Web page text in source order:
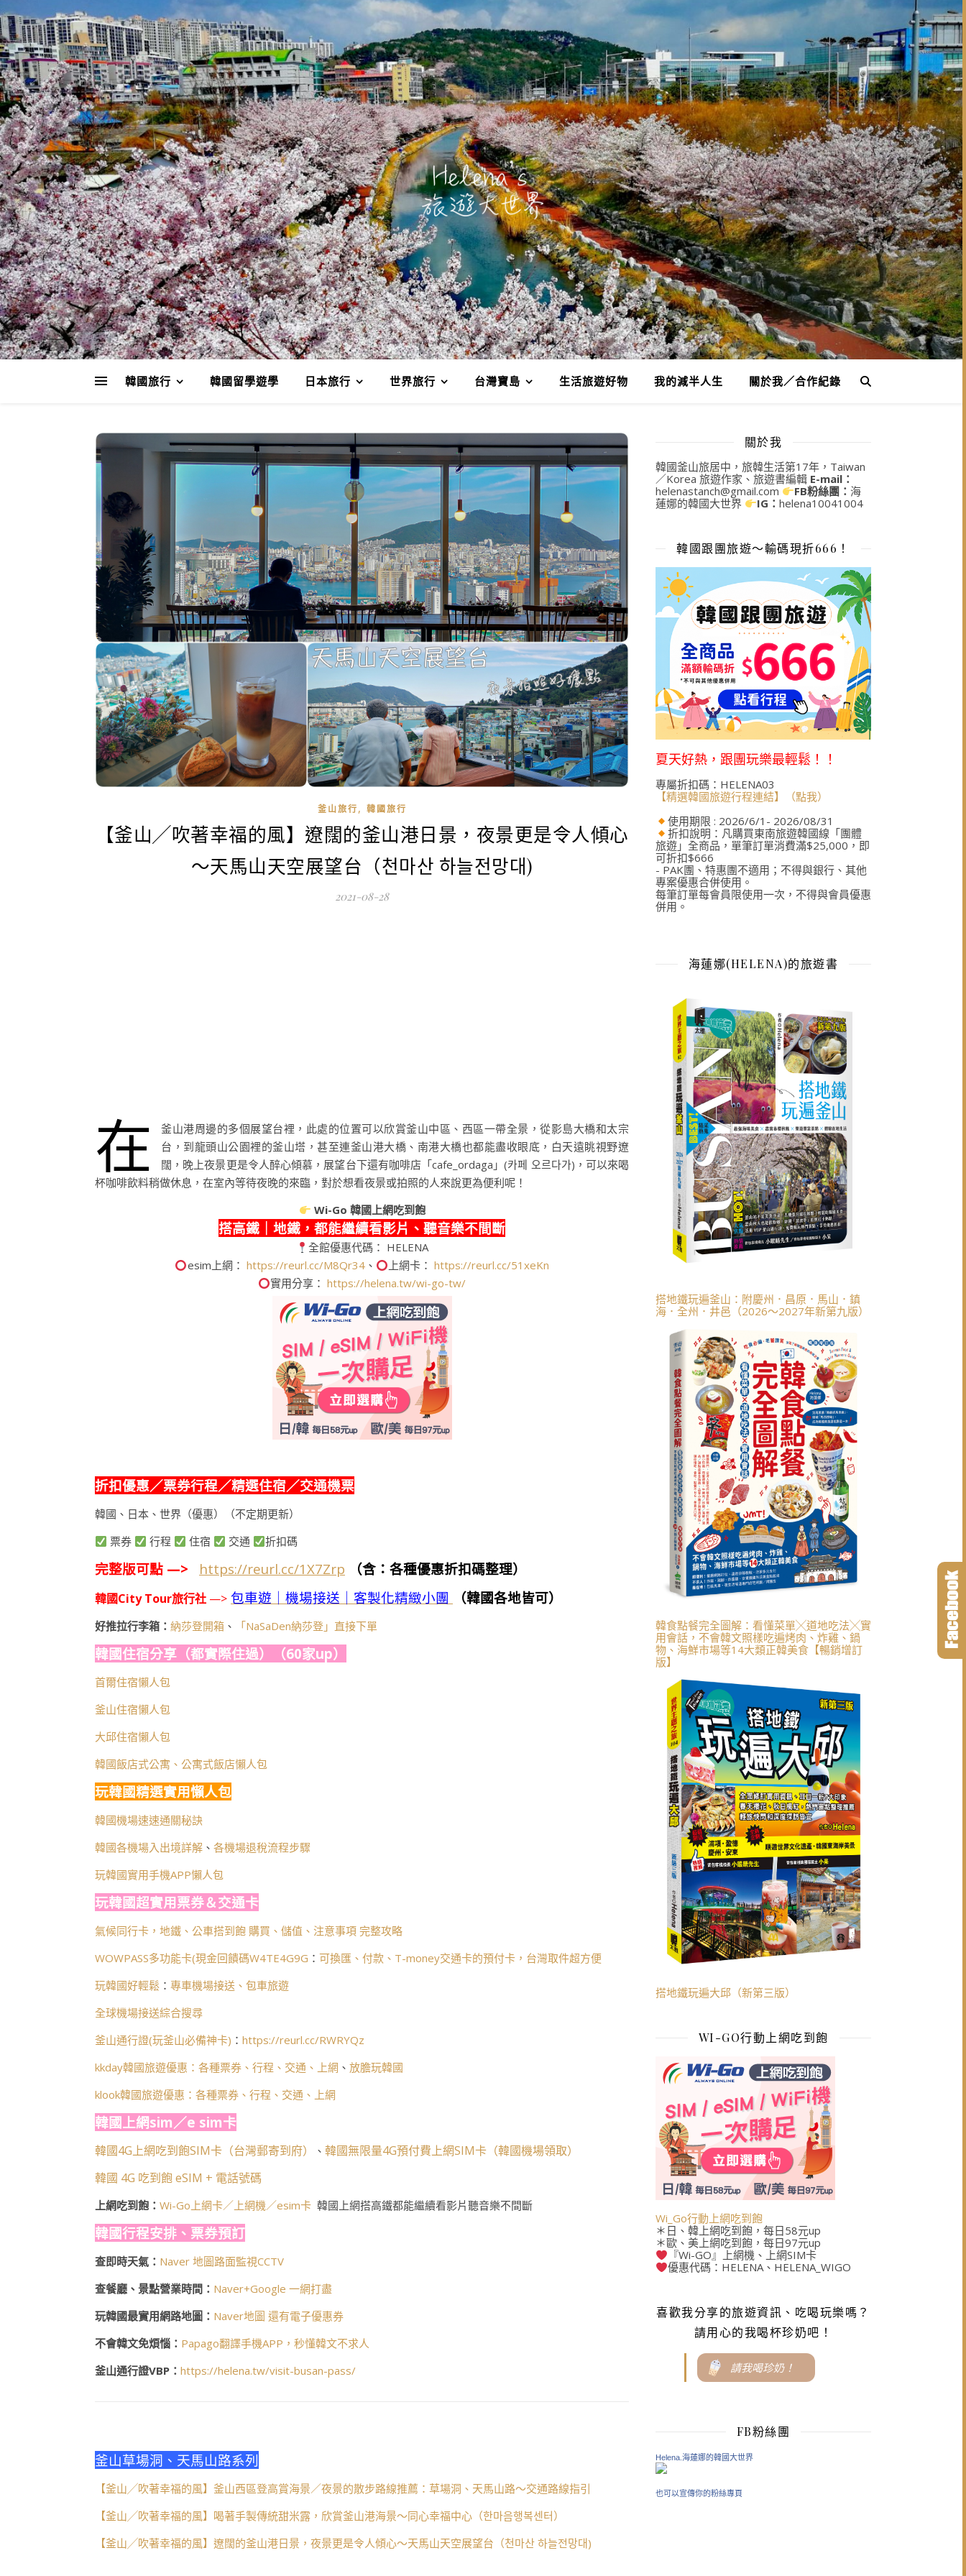
韓國旅行 韓國留學遊學 日本旅行 世界旅行 台灣寶島 生活旅遊好物 我的減半人生 關於我／合作紀錄
釜山旅行, 韓國旅行
【釜山╱吹著幸福的風】遼闊的釜山港日景，夜景更是令人傾心
～天馬山天空展望台（천마산 하늘전망대)
2021-08-28
在
釜山港周邊的多個展望台裡，此處的位置可以欣賞釜山中區、西區一帶全景，從影島大橋和太宗
台，到龍頭山公園裡的釜山塔，甚至連釜山港大橋、南港大橋也都能盡收眼底，白天遠眺視野遼
闊，晚上夜景更是令人醉心傾慕，展望台下還有咖啡店「cafe_ordaga 」(카페 오르다가) ，可以來喝
杯咖啡飲料稍做休息，在室內等待夜晚的來臨，對於想看夜景或拍照的人來說更為便利呢！
Wi-Go 韓國上網吃到飽
搭高鐵｜地鐵，都能繼續看影片、聽音樂不間斷
全館優惠代碼： HELENA
esim上網： https://reurl.cc/M8Qr34、 上網卡： https://reurl.cc/51xeKn
實用分享：https://helena.tw/wi-go-tw/
折扣優惠／票券行程／精選住宿／交通機票
韓國、日本、世界（優惠）（不定期更新）
票券
行程 住宿 交通 折扣碼
完整版可點 —> https://reurl.cc/1X7Zrp （含：各種優惠折扣碼整理）
韓國City Tour旅行社 —> 包車遊｜機場接送｜客製化精緻小團 （韓國各地皆可）
好推拉行李箱： 納莎登開箱 、 「NaSaDen納莎登」直接下單
韓國住宿分享（都實際住過）（60家up）
首爾住宿懶人包
釜山住宿懶人包
大邱住宿懶人包
韓國飯店式公寓、公寓式飯店懶人包
玩韓國精選實用懶人包
韓國機場速速通關秘訣
韓國各機場入出境詳解 、 各機場退稅流程步驟
玩韓國實用手機APP懶人包
玩韓國超實用票券＆交通卡
氣候同行卡，地鐵、公車搭到飽 購買、儲值、注意事項 完整攻略
WOWPASS多功能卡(現金回饋碼W4TE4G9G ： 可換匯、付款、T-money交通卡的預付卡，台灣取件超方便
玩韓國好輕鬆 ： 專車機場接送、包車旅遊
全球機場接送綜合搜尋
釜山通行證(玩釜山必備神卡) ： https://reurl.cc/RWRYQz
kkday韓國旅遊優惠：各種票券、行程、交通、上網 、 放膽玩韓國
klook韓國旅遊優惠：各種票券、行程、交通、上網
韓國上網sim／e sim卡
韓國4G上網吃到飽SIM卡（台灣郵寄到府） 、 韓國無限量4G預付費上網SIM卡（韓國機場領取）
韓國 4G 吃到飽 eSIM + 電話號碼
上網吃到飽： Wi-Go上網卡／上網機／esim卡 韓國上網搭高鐵都能繼續看影片聽音樂不間斷
韓國行程安排、票券預訂
查即時天氣： Naver 地圖路面監視CCTV
查餐廳、景點營業時間： Naver+Google 一網打盡
玩韓國最實用網路地圖： Naver地圖 還有電子優惠券
不會韓文免煩惱： Papago翻譯手機APP，秒懂韓文不求人
釜山通行證VBP： https://helena.tw/visit-busan-pass/
釜山草場洞、天馬山路系列
【釜山╱吹著幸福的風】釜山西區登高賞海景／夜景的散步路線推薦：草場洞、天馬山路～交通路線指引
【釜山╱吹著幸福的風】喝著手製傳統甜米露，欣賞釜山港海景～同心幸福中心（한마음행복센터）
【釜山╱吹著幸福的風】遼闊的釜山港日景，夜景更是令人傾心～天馬山天空展望台（천마산 하늘전망대)
關於我
韓國釜山旅居中，旅韓生活第17年，Taiwan
／Korea 旅遊作家、旅遊書編輯 E-mail：
helenastanch@gmail.com
FB粉絲團： 海
蓮娜的韓國大世界
IG：helena10041004
韓國跟團旅遊～輸碼現折666！
夏天好熱，跟團玩樂最輕鬆！！
專屬折扣碼：HELENA03
【精選韓國旅遊行程連結】（點我）
使用期限 : 2026/6/1- 2026/08/31
折扣說明：凡購買東南旅遊韓國線「團體
旅遊」全商品，單筆訂單消費滿$25,000，即
可折扣$666
- PAK團、特惠團不適用；不得與銀行、其他
專案優惠合併使用。
每筆訂單每會員限使用一次，不得與會員優惠
併用。
海蓮娜(HELENA)的旅遊書
搭地鐵玩遍釜山：附慶州．昌原．馬山．鎮
海．全州．井邑（2026～2027年新第九版）
韓食點餐完全圖解：看懂菜單╳道地吃法╳實
用會話，不會韓文照樣吃遍烤肉、炸雞、鍋
物、海鮮市場等14大類正韓美食【暢銷增訂
版】
搭地鐵玩遍大邱（新第三版）
WI-GO行動上網吃到飽
Wi_Go行動上網吃到飽
＊日、韓上網吃到飽，每日58元up
＊歐、美上網吃到飽，每日97元up
『Wi-GO』上網機、上網SIM卡
優惠代碼：HELENA、HELENA_WIGO
喜歡我分享的旅遊資訊、吃喝玩樂嗎？
請用心的我喝杯珍奶吧！
請我喝珍奶！
FB粉絲團
Helena.海蓮娜的韓國大世界
也可以宣傳你的粉絲專頁